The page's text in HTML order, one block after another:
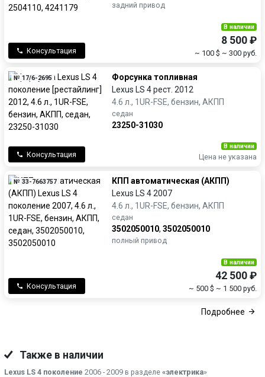
задний привод
Консультация
В наличии
8 500 ₽
~ 100 $ ~ 300 руб.
№ 17/6-2695
Форсунка топливная
Lexus LS 4 рест. 2012
4.6 л., 1UR-FSE, бензин, АКПП
седан
23250-31030
Консультация
В наличии
Цена не указана
№ 33-7663757
КПП автоматическая (АКПП)
Lexus LS 4 2007
4.6 л., 1UR-FSE, бензин, АКПП
седан
3502050010, 3502050010
полный привод
Консультация
В наличии
42 500 ₽
~ 500 $ ~ 1 500 руб.
Подробнее
Также в наличии
Lexus LS 4 поколение 2006 - 2009 в разделе «электрика»